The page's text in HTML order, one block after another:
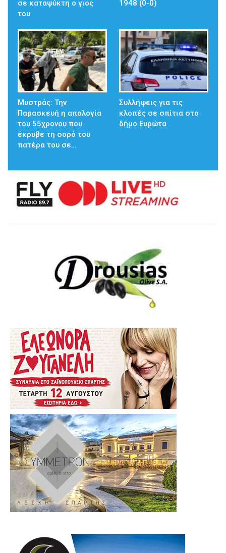
σε καταψύκτη ο γιος
του
1948 (0-0)
Μυστράς: Την
Παρασκευή η απολογία
του 55χρονου που
έκρυβε τη σορό του
πατέρα του σε…
Συλλήψεις για τις
κλοπές σε σπίτια στο
δήμο Ευρώτα